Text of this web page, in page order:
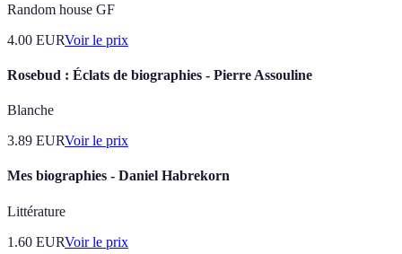
Random house GF
4.00 EURVoir le prix
Rosebud : Éclats de biographies - Pierre Assouline
Blanche
3.89 EURVoir le prix
Mes biographies - Daniel Habrekorn
Littérature
1.60 EURVoir le prix